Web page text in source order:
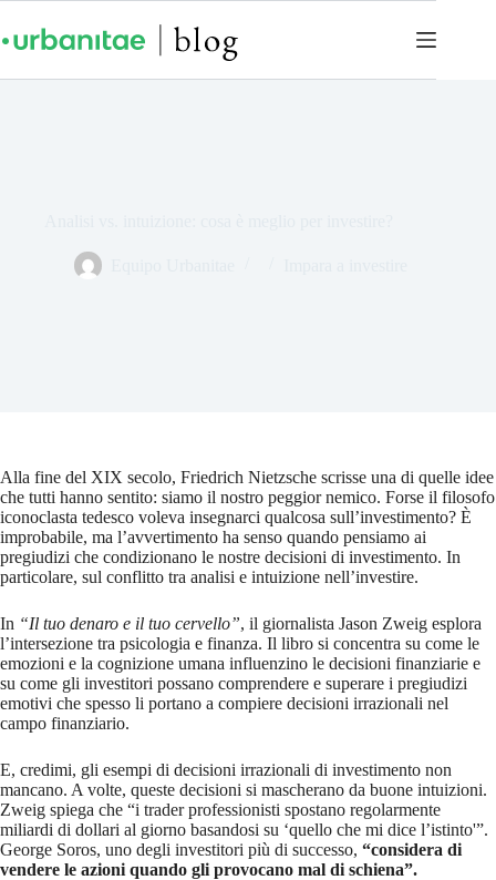
Alla fine del XIX secolo, Friedrich Nietzsche scrisse una di quelle idee
che tutti hanno sentito: siamo il nostro peggior nemico. Forse il filosofo
iconoclasta tedesco voleva insegnarci qualcosa sull’investimento? È
improbabile, ma l’avvertimento ha senso quando pensiamo ai
pregiudizi che condizionano le nostre decisioni di investimento. In
particolare, sul conflitto tra analisi e intuizione nell’investire.
In “Il tuo denaro e il tuo cervello”, il giornalista Jason Zweig esplora
l’intersezione tra psicologia e finanza. Il libro si concentra su come le
emozioni e la cognizione umana influenzino le decisioni finanziarie e
su come gli investitori possano comprendere e superare i pregiudizi
emotivi che spesso li portano a compiere decisioni irrazionali nel
campo finanziario.
E, credimi, gli esempi di decisioni irrazionali di investimento non
mancano. A volte, queste decisioni si mascherano da buone intuizioni.
Zweig spiega che “i trader professionisti spostano regolarmente
miliardi di dollari al giorno basandosi su ‘quello che mi dice l’istinto'”.
George Soros, uno degli investitori più di successo, “considera di
vendere le azioni quando gli provocano mal di schiena”.